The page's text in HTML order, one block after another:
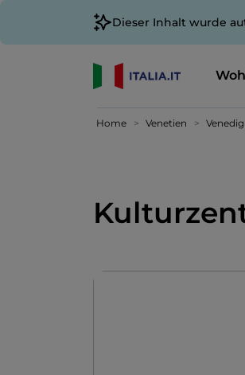
Dieser Inhalt wurde
Home Venetien Venedig